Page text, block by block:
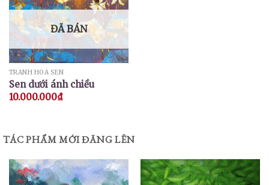
ĐÃ BÁN
TRANH HOA SEN
Sen dưới ánh chiều
10.000.000₫
TÁC PHẨM MỚI ĐĂNG LÊN